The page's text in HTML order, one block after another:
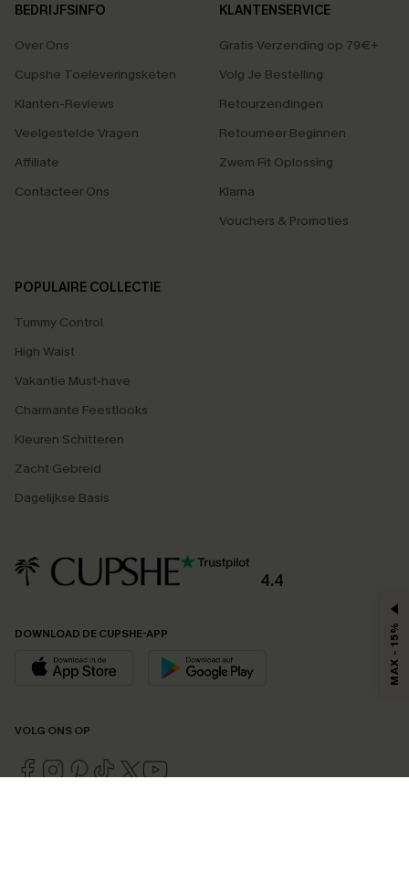
BEDRIJFSINFO
Over Ons
Cupshe Toeleveringsketen
Klanten-Reviews
Veelgestelde Vragen
Affiliate
Contacteer Ons
KLANTENSERVICE
Gratis Verzending op 79€+
Volg Je Bestelling
Retourzendingen
Retourneer Beginnen
Zwem Fit Oplossing
Klarna
Vouchers & Promoties
POPULAIRE COLLECTIE
Tummy Control
High Waist
Vakantie Must-have
Charmante Feestlooks
Kleuren Schitteren
Zacht Gebreid
Dagelijkse Basis
4.4
DOWNLOAD DE CUPSHE-APP
VOLG ONS OP
MAX - 15%